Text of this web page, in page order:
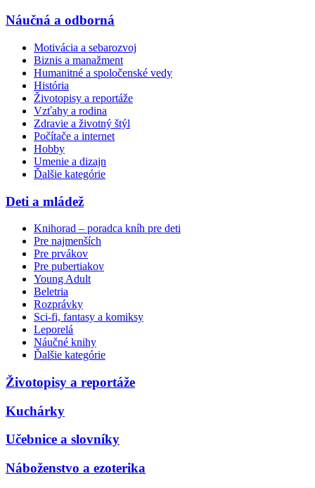
Náučná a odborná
Motivácia a sebarozvoj
Biznis a manažment
Humanitné a spoločenské vedy
História
Životopisy a reportáže
Vzťahy a rodina
Zdravie a životný štýl
Počítače a internet
Hobby
Umenie a dizajn
Ďalšie kategórie
Deti a mládež
Knihorad – poradca kníh pre deti
Pre najmenších
Pre prvákov
Pre pubertiakov
Young Adult
Beletria
Rozprávky
Sci-fi, fantasy a komiksy
Leporelá
Náučné knihy
Ďalšie kategórie
Životopisy a reportáže
Kuchárky
Učebnice a slovníky
Náboženstvo a ezoterika